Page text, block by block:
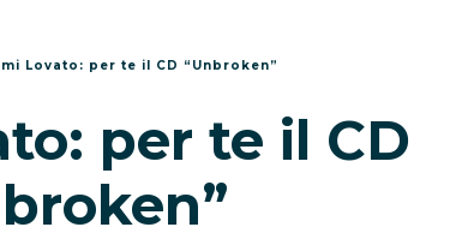
Lovato: per te il CD “Unbroken”
per te il CD